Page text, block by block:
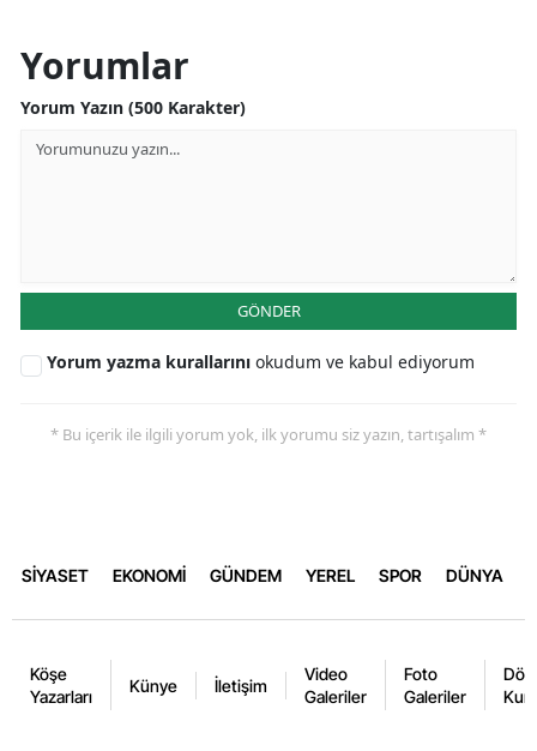
Yorumlar
Yorum Yazın (500 Karakter)
GÖNDER
Yorum yazma kurallarını okudum ve kabul ediyorum
* Bu içerik ile ilgili yorum yok, ilk yorumu siz yazın, tartışalım *
SİYASET EKONOMİ GÜNDEM YEREL SPOR DÜNYA
Köşe
Yazarları
Künye İletişim
Video
Galeriler
Foto
Galeriler